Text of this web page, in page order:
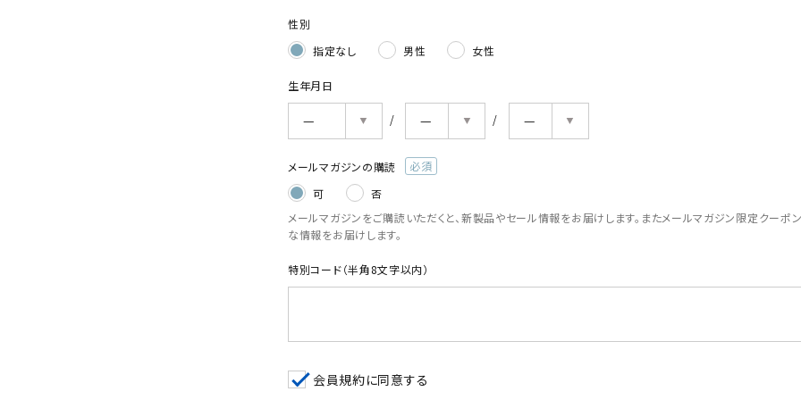
性別
指定なし
男性 女性
生年月日
メールマガジンの購読
可
否
メールマガジンをご購読いただくと、新製品やセール情報をお届けします。またメールマガジン限定クーポ
な情報をお届けします。
特別コード（半角8文字以内）
会員規約に同意する